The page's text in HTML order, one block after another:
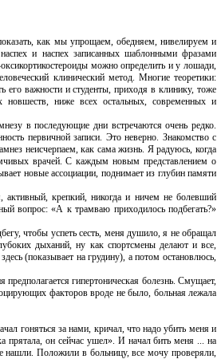
как мы упрощаем, обедняем, нивелируем и
и наспех записанных шаб­лонными фразами
можно определить и у лошади,
клиничес­кий метод. Многие теоретики:
его важности и студенты, приходя в клинику, тоже
новшеств, ни­­же всех остальных, современных и
в последующие дни встречаются очень редко.
первичной записи. Это неверно. Знакомство с
неисчерпаем, как сама жизнь. Я радуюсь, когда
врачей. С каждым новым представлением о
новые ассоциации, поднимает из глубин памяти
активный, крепкий, никогда и ничем не болевший
вопрос: «А к трамваю приходи­лось подбегать?»
чтобы успеть сесть, меня душило, я не обращал
дыханий, ну как спортсмены делают и все,
(показывает на грудину), а потом остановлюсь,
гипертоническая болезнь. Смущает,
факторов вроде не было, больная лежала
гоняться за нами, кричал, что надо убить меня и
прятала, он сейчас ушел». И начал бить меня ... на
Положили в больницу, все мочу проверяли,